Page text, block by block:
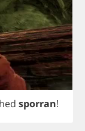
sporran!